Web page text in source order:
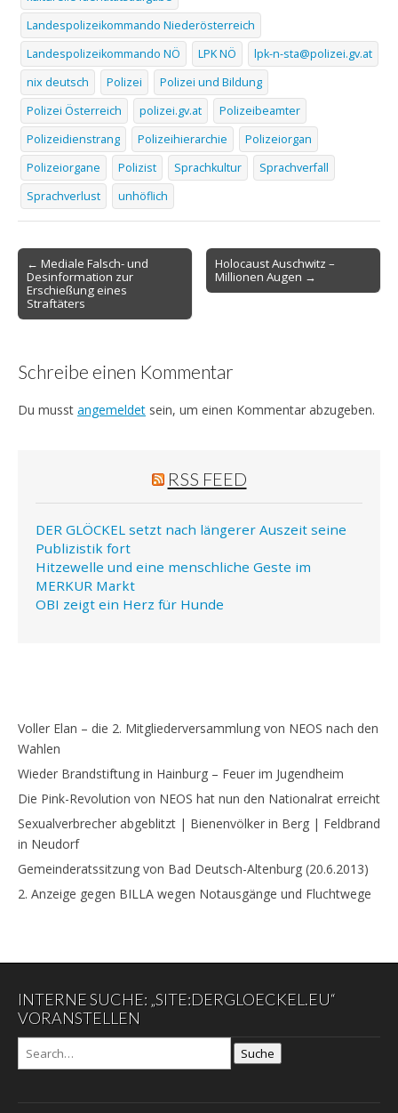
Landespolizeikommando Niederösterreich
Landespolizeikommando NÖ
LPK NÖ
lpk-n-sta@polizei.gv.at
nix deutsch
Polizei
Polizei und Bildung
Polizei Österreich
polizei.gv.at
Polizeibeamter
Polizeidienstrang
Polizeihierarchie
Polizeiorgan
Polizeiorgane
Polizist Sprachkultur
Sprachverfall
Sprachverlust
unhöflich
Post
navigation
← Mediale Falsch- und
Desinformation zur
Erschießung eines
Straftäters
Holocaust Auschwitz –
Millionen Augen →
Schreibe einen Kommentar
Du musst angemeldet sein, um einen Kommentar abzugeben.
RSS FEED
DER GLÖCKEL setzt nach längerer Auszeit seine
Publizistik fort
Hitzewelle und eine menschliche Geste im
MERKUR Markt
OBI zeigt ein Herz für Hunde
Voller Elan – die 2. Mitgliederversammlung von NEOS nach den
Wahlen
Wieder Brandstiftung in Hainburg – Feuer im Jugendheim
Die Pink-Revolution von NEOS hat nun den Nationalrat erreicht
Sexualverbrecher abgeblitzt | Bienenvölker in Berg | Feldbrand
in Neudorf
Gemeinderatssitzung von Bad Deutsch-Altenburg (20.6.2013)
2. Anzeige gegen BILLA wegen Notausgänge und Fluchtwege
INTERNE SUCHE: „SITE:DERGLOECKEL.EU“
VORANSTELLEN
Suche